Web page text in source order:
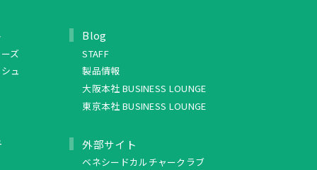
ズ
ュ
Blog
STAFF
製品情報
大阪本社 BUSINESS LOUNGE
東京本社 BUSINESS LOUNGE
外部サイト
ベネシードカルチャークラブ